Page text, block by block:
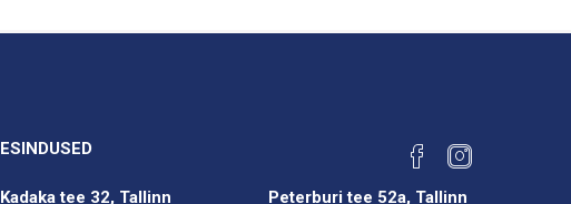
ESINDUSED
Kadaka tee 32, Tallinn
Peterburi tee 52a, Tallinn